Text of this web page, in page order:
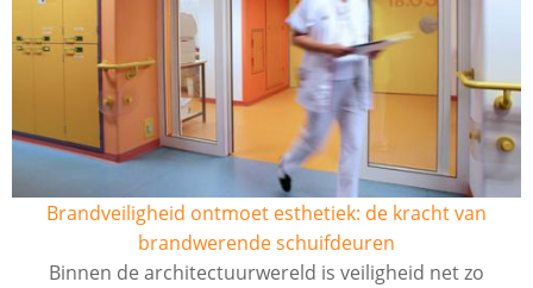
Brandveiligheid ontmoet esthetiek: de kracht van
brandwerende schuifdeuren
Binnen de architectuurwereld is veiligheid net zo